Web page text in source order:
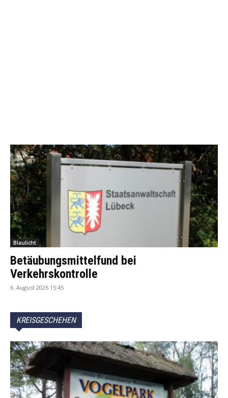
Blaulicht
Betäubungsmittelfund bei
Verkehrskontrolle
6. August 2026 15:45
KREISGESCHEHEN